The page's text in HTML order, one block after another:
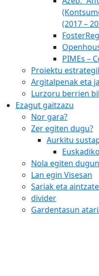
(2017 –
PIMEs –
Proiektu
Argitalpenak eta
Lurzoru berrien
Ezagut gaitzazu
Nor gara?
Zer egiten dugu?
Aurkitu
Nola egiten dugun
Lan egin Visesan
Sariak eta
divider
Gardentasun